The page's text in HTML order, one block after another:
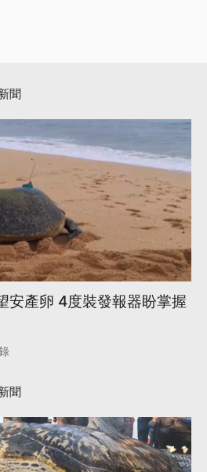
聞
安產卵 4度裝發報器盼掌握
聞